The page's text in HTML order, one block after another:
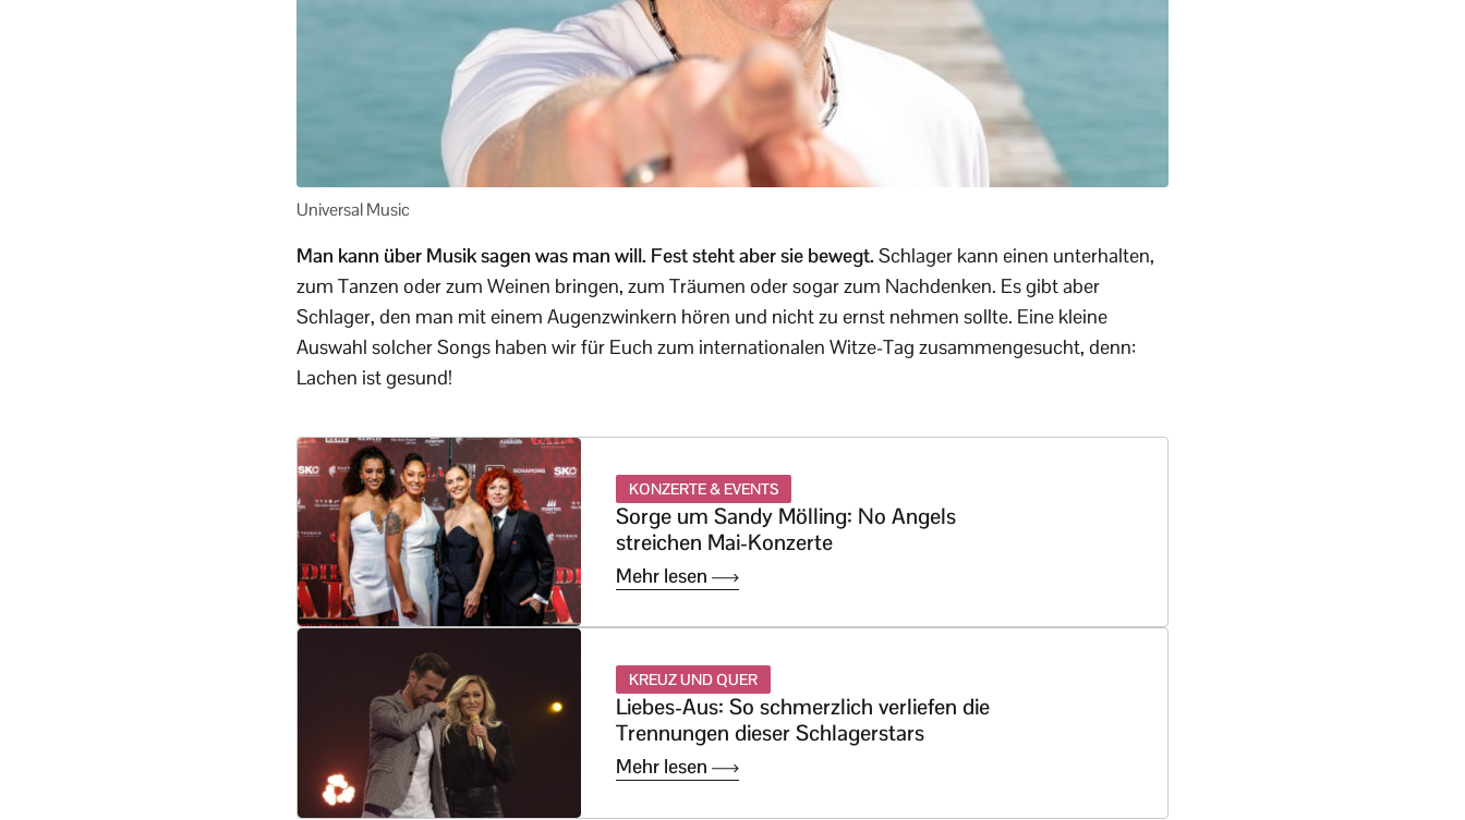
Universal Music
Man kann über Musik sagen was man will. Fest steht aber sie bewegt. Schlager kann einen unterhalten,
zum Tanzen oder zum Weinen bringen, zum Träumen oder sogar zum Nachdenken. Es gibt aber
Schlager, den man mit einem Augenzwinkern hören und nicht zu ernst nehmen sollte. Eine kleine
Auswahl solcher Songs haben wir für Euch zum internationalen Witze-Tag zusammengesucht, denn:
Lachen ist gesund!
KONZERTE & EVENTS
Sorge um Sandy Mölling: No Angels
streichen Mai-Konzerte
Mehr lesen
KREUZ UND QUER
Liebes-Aus: So schmerzlich verliefen die
Trennungen dieser Schlagerstars
Mehr lesen